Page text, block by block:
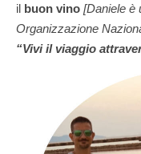
il buon vino [Daniele è
Organizzazione
“Vivi il viaggio